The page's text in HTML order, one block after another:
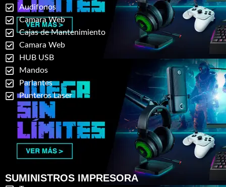
Audifonos
Camara Web
Cajas de Mantenimiento
Camara Web
HUB USB
Mandos
Parlantes
Punteros Laser
SUMINISTROS IMPRESORA